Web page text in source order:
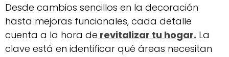
Desde cambios sencillos en la decoración
hasta mejoras funcionales, cada detalle
cuenta a la hora de revitalizar tu hogar. La
clave está en identificar qué áreas necesitan